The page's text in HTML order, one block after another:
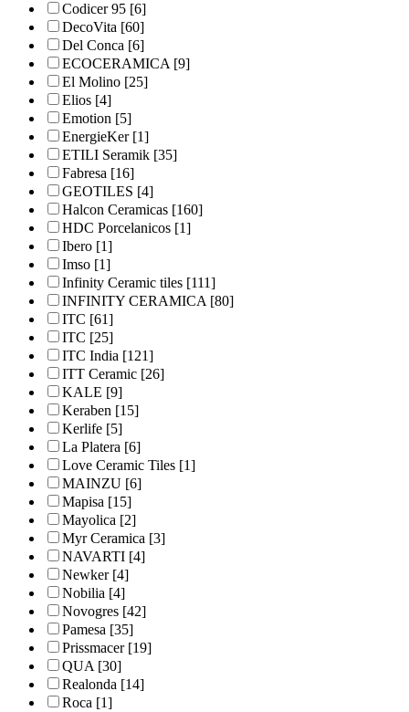
Codicer 95 [6]
DecoVita [60]
Del Conca [6]
ECOCERAMICA[9]
El Molino [25]
Elios [4]
Emotion [5]
EnergieKer[1]
ETILI Seramik [35]
Fabresa [16]
GEOTILES [4]
Halcon Ceramicas [160]
HDC Porcelanicos [1]
Ibero [1]
Imso [1]
Infinity Ceramic tiles [111]
INFINITY CERAMICA[80]
ITC [61]
ITC [25]
ITC India [121]
ITT Ceramic [26]
KALE [9]
Keraben [15]
Kerlife [5]
La Platera [6]
Love Ceramic Tiles [1]
MAINZU [6]
Mapisa [15]
Mayolica [2]
Myr Ceramica [3]
NAVARTI [4]
Newker[4]
Nobilia [4]
Novogres [42]
Pamesa [35]
Prissmacer[19]
QUA[30]
Realonda [14]
Roca [1]